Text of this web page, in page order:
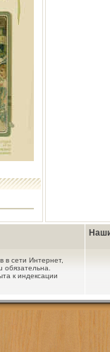
в сети Интернет,
обязательна.
к индексации